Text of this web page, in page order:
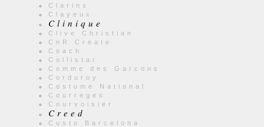
Clarins
Clayeux
Clinique
Clive Christian
CnR Create
Coach
Collistar
Comme des Garcons
Corduroy
Costume National
Courreges
Courvoisier
Creed
Custo Barcelona